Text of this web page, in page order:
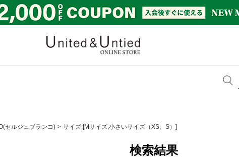
セルジュブランコ) サイズ:[Mサイズ,小さいサイズ（XS、S）]
検索結果